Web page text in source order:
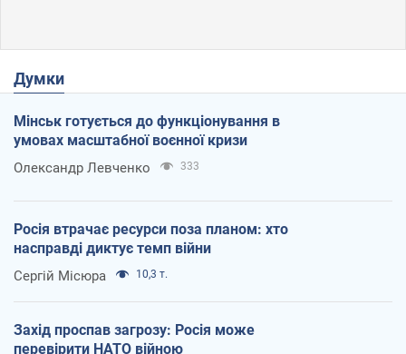
Думки
Мінськ готується до функціонування в
умовах масштабної воєнної кризи
Олександр Левченко 333
Росія втрачає ресурси поза планом: хто
насправді диктує темп війни
Сергій Місюра 10,3 т.
Захід проспав загрозу: Росія може
перевірити НАТО війною